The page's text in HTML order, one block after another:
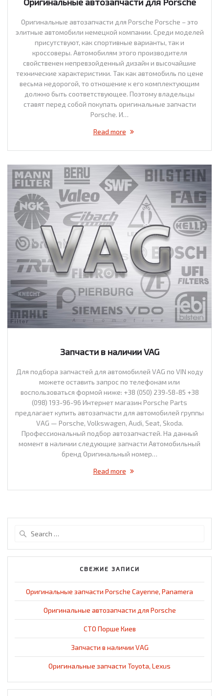
Оригинальные автозапчасти для Porsche Porsche – это
элитные автомобили немецкой компании. Среди моделей
присутствуют, как спортивные варианты, так и
кроссоверы. Автомобилям этого производителя
свойственен непревзойденный дизайн и высочайшие
технические характеристики. Так как автомобиль по цене
весьма недорогой, то отношение к его комплектующим
должно быть соответствующее. Поэтому владельцы
ставят перед собой покупать оригинальные запчасти
Porsche. И…
Read more
Запчасти в наличии VAG
Для подбора запчастей для автомобилей VAG по VIN коду
можете оставить запрос по телефонам или
воспользоваться формой ниже: +38 (050) 239-58-85 +38
(098) 193-96-96 Интернет магазин Porsche Parts
предлагает купить автозапчасти для автомобилей группы
VAG — Porsche, Volkswagen, Audi, Seat, Skoda.
Профессиональный подбор автозапчастей. На данный
момент в наличии следующие запчасти Автомобильный
бренд Оригинальный номер…
Read more
СВЕЖИЕ ЗАПИСИ
Оригинальные запчасти Porsche Cayenne, Panamera
Оригинальные автозапчасти для Porsche
СТО Порше Киев
Запчасти в наличии VAG
Оригинальные запчасти Toyota, Lexus